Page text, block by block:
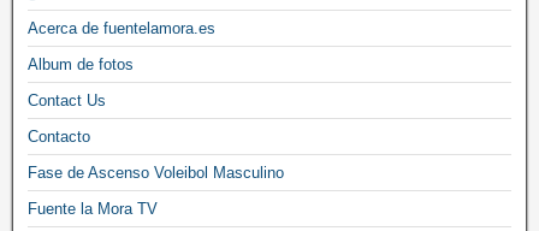
Acerca de fuentelamora.es
Album de fotos
Contact Us
Contacto
Fase de Ascenso Voleibol Masculino
Fuente la Mora TV